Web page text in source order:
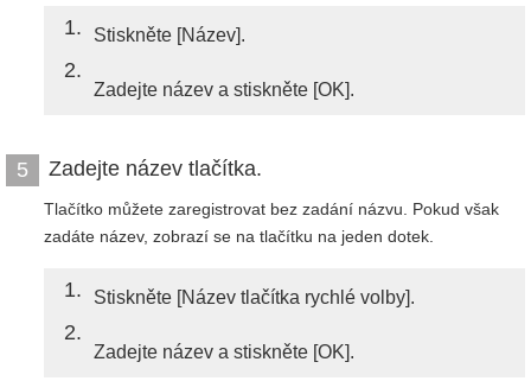
1 Stiskněte [Název].
2
Zadejte název a stiskněte [OK].
5 Zadejte název tlačítka.
Tlačítko můžete zaregistrovat bez zadání názvu. Pokud však
zadáte název, zobrazí se na tlačítku na jeden dotek.
1 Stiskněte [Název tlačítka rychlé volby].
2
Zadejte název a stiskněte [OK].